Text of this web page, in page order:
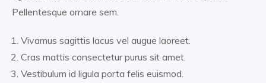
Pellentesque ornare sem.
Vivamus sagittis lacus vel augue laoreet.
Cras mattis consectetur purus sit amet.
Vestibulum id ligula porta felis euismod.